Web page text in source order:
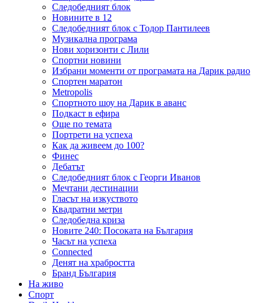
Следобедният блок
Новините в 12
Следобедният блок с Тодор Пантилеев
Музикална програма
Нови хоризонти с Лили
Спортни новини
Избрани моменти от програмата на Дарик радио
Спортен маратон
Metropolis
Спортното шоу на Дарик в аванс
Подкаст в ефира
Още по темата
Портрети на успеха
Как да живеем до 100?
Финес
Дебатът
Следобедният блок с Георги Иванов
Мечтани дестинации
Гласът на изкуството
Квадратни метри
Следобедна криза
Новите 240: Посоката на България
Часът на успеха
Connected
Денят на храбростта
Бранд България
На живо
Спорт